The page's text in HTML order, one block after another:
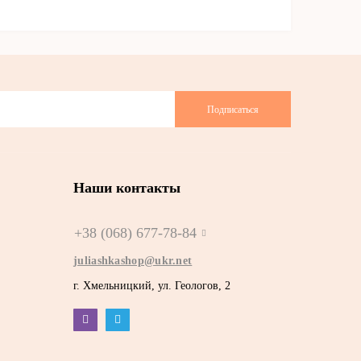
Подписаться
Наши контакты
+38 (068) 677-78-84
juliashkashop@ukr.net
г. Хмельницкий, ул. Геологов, 2